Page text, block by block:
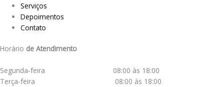
Serviços
Depoimentos
Contato
Horário de Atendimento
Segunda-feira 08:00 às 18:00
Terça-feira 08:00 às 18:00